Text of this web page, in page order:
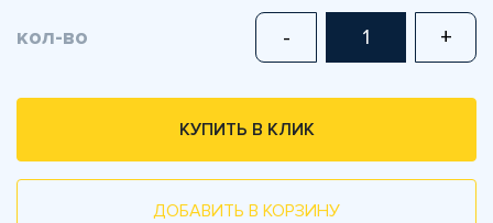
кол-во - +
КУПИТЬ В КЛИК
ДОБАВИТЬ В КОРЗИНУ